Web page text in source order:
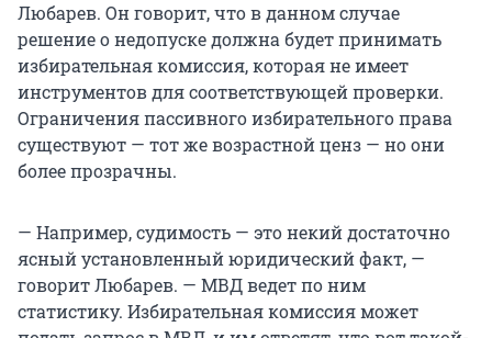
Любарев. Он говорит, что в данном случае
решение о недопуске должна будет принимать
избирательная комиссия, которая не имеет
инструментов для соответствующей проверки.
Ограничения пассивного избирательного права
существуют — тот же возрастной ценз — но они
более прозрачны.
— Например, судимость — это некий достаточно
ясный установленный юридический факт, —
говорит Любарев. — МВД ведет по ним
статистику. Избирательная комиссия может